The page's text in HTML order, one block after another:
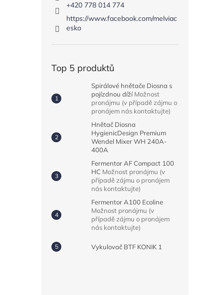
+420 778 014 774
https://www.facebook.com/melviac
esko
Top 5 produktů
Spirálové hnětače Diosna s
pojízdnou dížíMožnost
pronájmu (v případě zájmu o
pronájem nás kontaktujte)
Hnětač Diosna
HygienicDesign Premium
Wendel Mixer WH 240A-
400A
Fermentor AF Compact 100
HC Možnost pronájmu (v
případě zájmu o pronájem
nás kontaktujte)
Fermentor A100 Ecoline
Možnost pronájmu (v
případě zájmu o pronájem
nás kontaktujte)
Vykulovač BTF KONIK 1